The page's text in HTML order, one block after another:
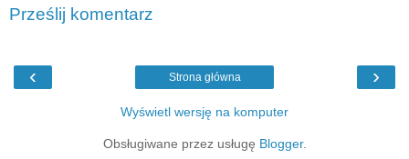
Prześlij komentarz
‹ ›
Strona główna
Wyświetl wersję na komputer
Obsługiwane przez usługę Blogger.